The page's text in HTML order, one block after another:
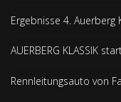
Ergebnisse 4. Auerberg
AUERBERG KLASSIK
Rennleitungsauto von